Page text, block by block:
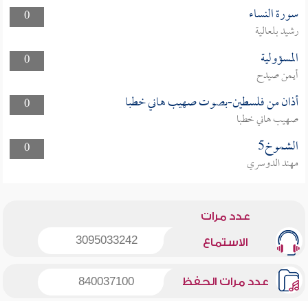
0
سورة النساء
رشيد بلعالية
0
المسؤولية
أيمن صيدح
0
أذان من فلسطين-بصوت صهيب هاني خطبا
صهيب هاني خطبا
0
الشموخ5
مهند الدوسري
عدد مرات
الاستماع 3095033242
عدد مرات الحفظ 840037100